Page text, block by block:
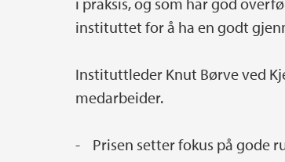
instituttet for å ha en godt
Instituttleder Knut Børve ved
medarbeider.
- Prisen setter fokus på gode